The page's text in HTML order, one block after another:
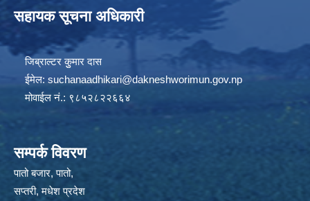
सहायक सूचना अधिकारी
जिब्राल्टर कुुमार दास
ईमेल: suchanaadhikari@dakneshworimun.gov.np
मोवाईल नं.: ९८५२८२२६६४
सम्पर्क विवरण
पातो बजार, पातो,
सप्तरी, मधेश प्रदेश